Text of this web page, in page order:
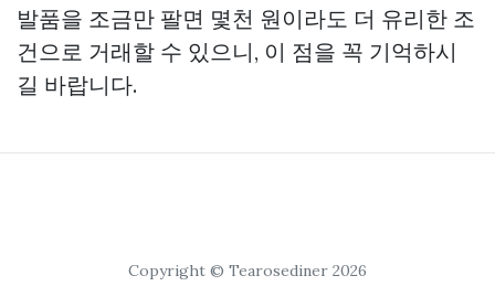
발품을 조금만 팔면 몇천 원이라도 더 유리한 조
건으로 거래할 수 있으니, 이 점을 꼭 기억하시
길 바랍니다.
Copyright © Tearosediner 2026